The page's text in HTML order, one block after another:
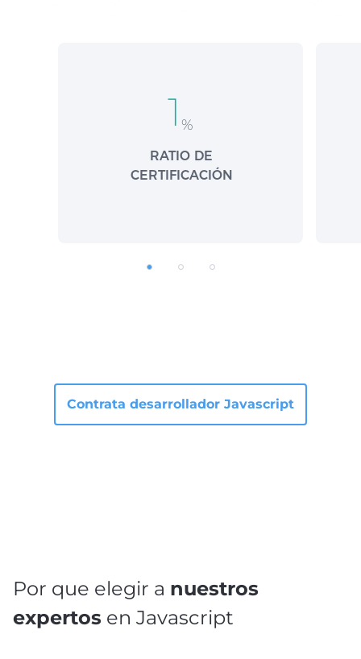
1 %
RATIO DE
CERTIFICACIÓN
Contrata desarrollador Javascript
Por que elegir a nuestros
expertos en Javascript